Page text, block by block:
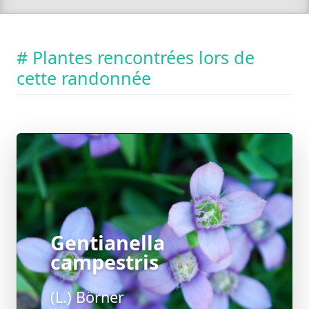
# Plantes rencontrées lors de
cette randonnée
Gentianella
campestris
(L.) Börner